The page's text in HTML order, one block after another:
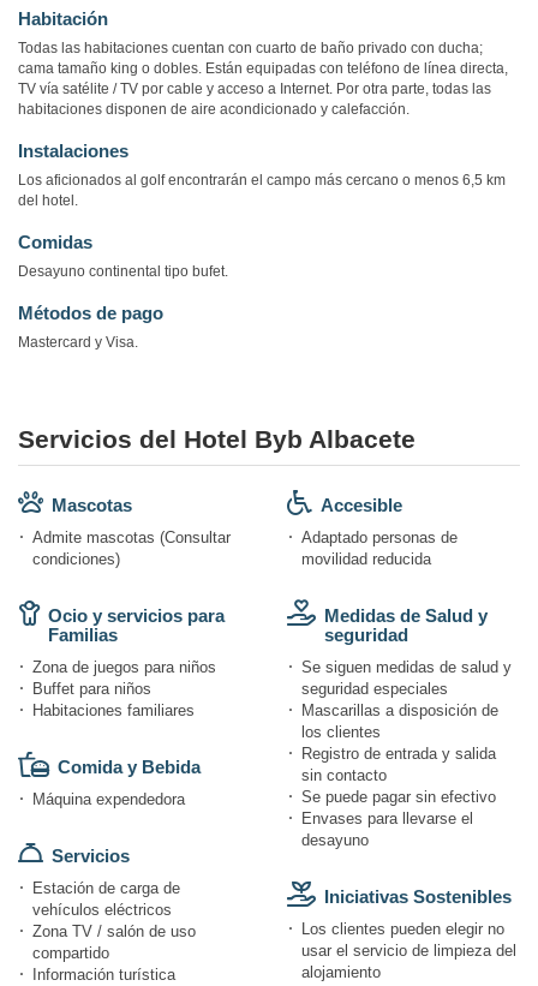
Habitación
Todas las habitaciones cuentan con cuarto de baño privado con ducha;
cama tamaño king o dobles. Están equipadas con teléfono de línea directa,
TV vía satélite / TV por cable y acceso a Internet. Por otra parte, todas las
habitaciones disponen de aire acondicionado y calefacción.
Instalaciones
Los aficionados al golf encontrarán el campo más cercano o menos 6,5 km
del hotel.
Comidas
Desayuno continental tipo bufet.
Métodos de pago
Mastercard y Visa.
Servicios del Hotel Byb Albacete
Mascotas
Admite mascotas (Consultar
condiciones)
Ocio y servicios para
Familias
Zona de juegos para niños
Buffet para niños
Habitaciones familiares
Comida y Bebida
Máquina expendedora
Servicios
Estación de carga de
vehículos eléctricos
Zona TV / salón de uso
compartido
Información turística
Accesible
Adaptado personas de
movilidad reducida
Medidas de Salud y
seguridad
Se siguen medidas de salud y
seguridad especiales
Mascarillas a disposición de
los clientes
Registro de entrada y salida
sin contacto
Se puede pagar sin efectivo
Envases para llevarse el
desayuno
Iniciativas Sostenibles
Los clientes pueden elegir no
usar el servicio de limpieza del
alojamiento